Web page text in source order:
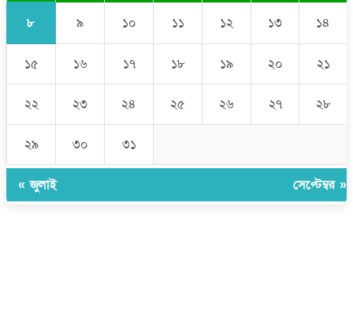
৮ ৯ ১০ ১১ ১২ ১৩ ১৪
১৫ ১৬ ১৭ ১৮ ১৯ ২০ ২১
২২ ২৩ ২৪ ২৫ ২৬ ২৭ ২৮
২৯ ৩০ ৩১
« জুলাই সেপ্টেম্বর »